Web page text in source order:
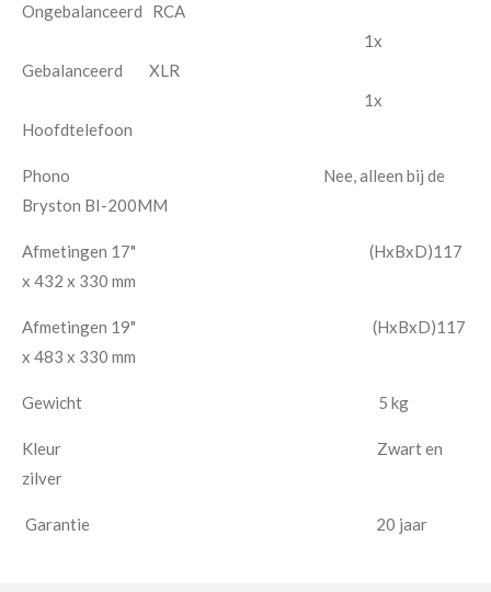
Ongebalanceerd RCA
1x
Gebalanceerd XLR
1x
Hoofdtelefoon
Phono Nee, alleen bij de
Bryston BI-200MM
Afmetingen 17" (HxBxD)117
x 432 x 330 mm
Afmetingen 19" (HxBxD)117
x 483 x 330 mm
Gewicht 5 kg
Kleur Zwart en
zilver
Garantie 20 jaar